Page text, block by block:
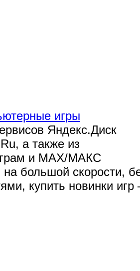
игры
Яндекс.Диск
а также из
и MAX/МАКС
на большой скорости,
купить новинки